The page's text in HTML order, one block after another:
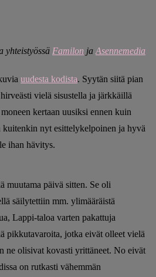
yhteistyössä Familon ja Asennemedia
uudesta kodista. Syytän siitä pian
vielä sisustella ja järkkäillä
kertaan uusiksi ennen kuin
kuitenkin nyt esittelykelpoinen ja hyvä
ihan hävitys.
muutama päivä sitten. Se oli
säilytettiin mm. ylimääräistä
Lappi-taloa varten pakattuja
pikkutavaroita, jotka eivät olleet vielä
ne olisivat kovasti yrittäneet. No eivät
on rutkasti vähemmän